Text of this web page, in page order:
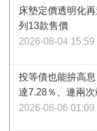
床墊定價透明化
列13款售價
2026-08-04 15:59
投等債也能拚高
達7.28％、連兩
2026-08-06 01:09